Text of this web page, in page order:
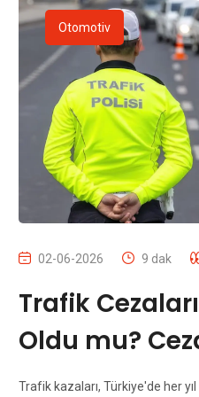
Otomotiv
02-06-2026 9 dak
Trafik Cezaları
Oldu mu?
Trafik kazaları, Türkiye'de her